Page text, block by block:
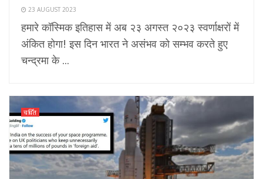
23 AUGUST 2023
हमारे कॉस्मिक इतिहास में अब २३ अगस्त २०२३ स्वर्णाक्षरों में
अंकित होगा! इस दिन भारत ने असंभव को सम्भव करते हुए
चन्द्रमा के ...
चर्चित